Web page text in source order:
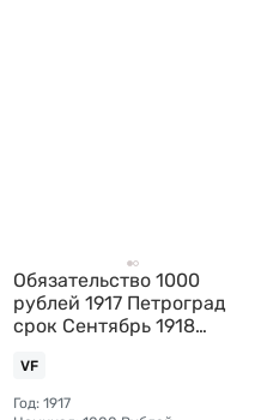
Обязательство 1000
рублей 1917 Петроград
срок Сентябрь 1918
конторы ГБ 1919
VF
Год: 1917